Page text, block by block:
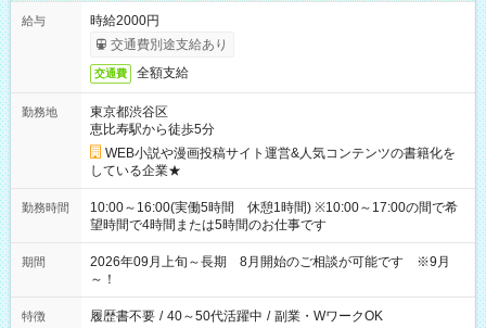
給与
時給2000円
交通費別途支給あり
交通費 全額支給
勤務地
東京都渋谷区
恵比寿駅から徒歩5分
WEB小説や漫画投稿サイト運営&人気コンテンツの書籍化を
している企業★
勤務時間
10:00～16:00(実働5時間 休憩1時間) ※10:00～17:00の間で希
望時間で4時間または5時間のお仕事です
期間
2026年09月上旬～長期 8月開始のご相談が可能です ※9月
～！
特徴 履歴書不要 / 40～50代活躍中 / 副業・WワークOK